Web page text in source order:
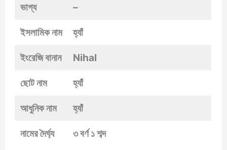
ভাগ্য –
ইসলামিক নাম হ্যাঁ
ইংরেজি বানান Nihal
ছোট নাম হ্যাঁ
আধুনিক নাম হ্যাঁ
নামের দৈর্ঘ্য ৩ বর্ণ ১ শব্দ